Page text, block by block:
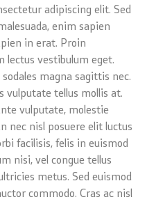
adipiscing elit. Sed
enim sapien
in erat. Proin
vestibulum eget.
magna sagittis nec.
vulputate tellus mollis at.
vulputate, molestie
nec nisl posuere elit luctus
facilisis, felis in euismod
nisi, vel congue tellus
metus. Sed euismod
commodo. Cras ac nisl